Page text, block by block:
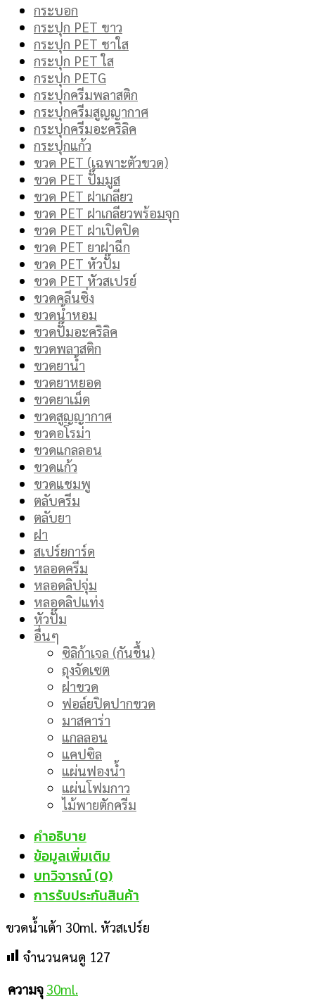
กระบอก
กระปุก PET ขาว
กระปุก PET ชาใส
กระปุก PET ใส
กระปุก PETG
กระปุกครีมพลาสติก
กระปุกครีมสูญญากาศ
กระปุกครีมอะคริลิค
กระปุกแก้ว
ขวด PET (เฉพาะตัวขวด)
ขวด PET ปั๊มมูส
ขวด PET ฝาเกลียว
ขวด PET ฝาเกลียวพร้อมจุก
ขวด PET ฝาเปิดปิด
ขวด PET ยาฝาฉีก
ขวด PET หัวปั๊ม
ขวด PET หัวสเปรย์
ขวดคลีนซิ่ง
ขวดน้ำหอม
ขวดปั๊มอะคริลิค
ขวดพลาสติก
ขวดยาน้ำ
ขวดยาหยอด
ขวดยาเม็ด
ขวดสูญญากาศ
ขวดอโรม่า
ขวดแกลลอน
ขวดแก้ว
ขวดแชมพู
ตลับครีม
ตลับยา
ฝา
สเปร์ยการ์ด
หลอดครีม
หลอดลิปจุ่ม
หลอดลิปแท่ง
หัวปั๊ม
อื่นๆ
ซิลิก้าเจล (กันชื้น)
ถุงจัดเซต
ฝาขวด
ฟอล์ยปิดปากขวด
มาสคาร่า
แกลลอน
แคปซิล
แผ่นฟองน้ำ
แผ่นโฟมกาว
ไม้พายตักครีม
คำอธิบาย
ข้อมูลเพิ่มเติม
บทวิจารณ์ (0)
การรับประกันสินค้า
ขวดน้ำเต้า 30ml. หัวสเปร์ย
จำนวนคนดู 127
ความจุ 30ml.